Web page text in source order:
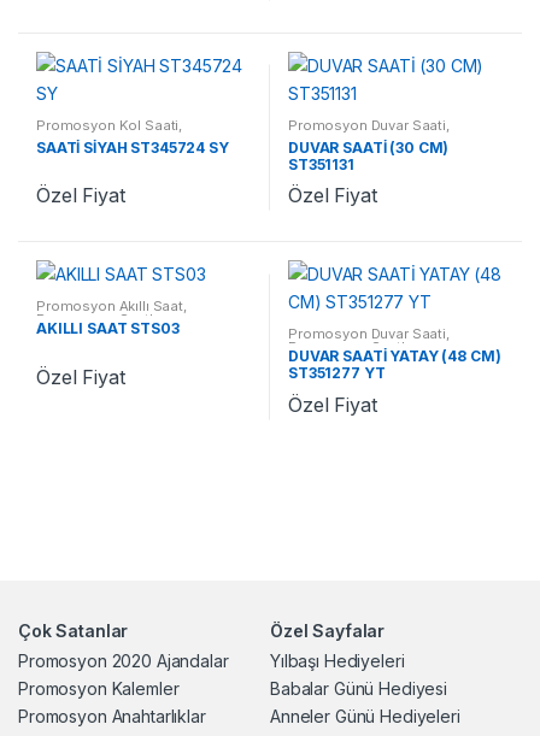
Promosyon Kol Saati
Promosyon Saatler
SAATİ SİYAH ST345724 SY
Özel Fiyat
Promosyon Duvar Saati
Promosyon Saatler
DUVAR SAATİ (30 CM)
ST351131
Özel Fiyat
Promosyon Akıllı Saat,
Promosyon Saatler
AKILLI SAAT STS03
Özel Fiyat
Promosyon Duvar Saati,
Promosyon Saatler
DUVAR SAATİ YATAY (48 CM)
ST351277 YT
Özel Fiyat
Çok Satanlar
Promosyon 2020 Ajandalar
Promosyon Kalemler
Promosyon Anahtarlıklar
Özel Sayfalar
Yılbaşı Hediyeleri
Babalar Günü Hediyesi
Anneler Günü Hediyeleri